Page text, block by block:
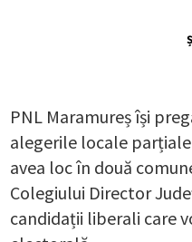
PNL Maramureș își
alegerile locale
avea loc în două
Colegiului Director
candidații liberali care